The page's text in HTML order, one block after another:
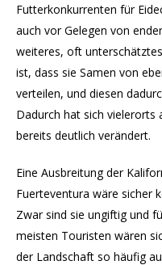
Futterkonkurrenten für
auch vor Gelegen von
weiteres, oft
ist, dass sie Samen von
verteilen, und diesen
Dadurch hat sich vielerorts
bereits deutlich verändert.
Eine Ausbreitung der
Fuerteventura wäre sicher
Zwar sind sie ungiftig und
meisten Touristen wären
der Landschaft so häufig